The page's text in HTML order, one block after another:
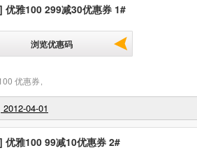
优雅100 299减30优惠券 1#
浏览优惠码
优惠券
2012-04-01
优雅100 99减10优惠券 2#